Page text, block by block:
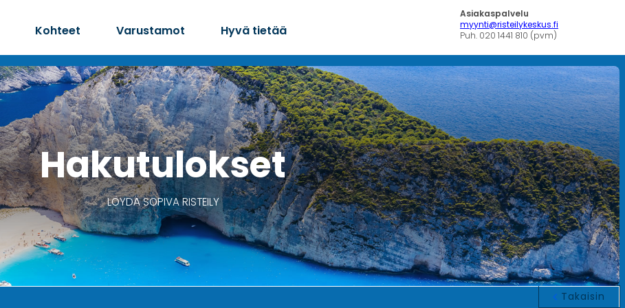
Kohteet Varustamot Hyvä tietää
Asiakaspalvelu
myynti@risteilykeskus.fi
Puh. 020 1441 810 (pvm)
Hakutulokset
LÖYDÄ SOPIVA RISTEILY
Takaisin